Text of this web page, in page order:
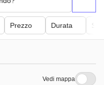
Prezzo Durata
Vedi mappa